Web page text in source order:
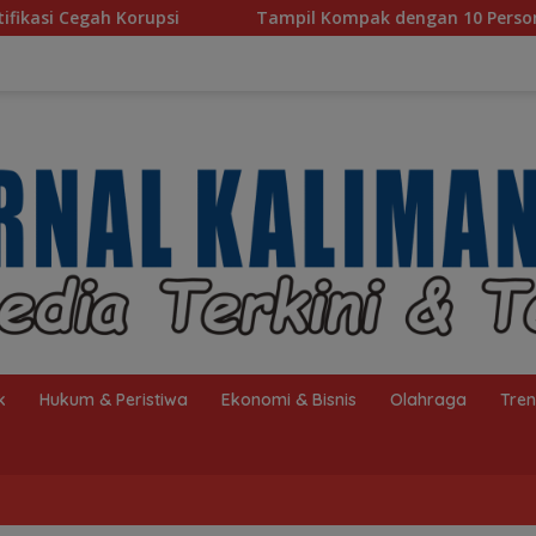
Tampil Kompak dengan 10 Personel, Paduan Suara TP
Hukum & Peristiwa Ekonomi & Bisnis Olahraga